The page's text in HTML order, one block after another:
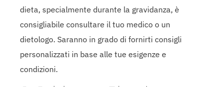
dieta, specialmente durante la gravidanza, è
consigliabile consultare il tuo medico o un
dietologo. Saranno in grado di fornirti consigli
personalizzati in base alle tue esigenze e
condizioni.